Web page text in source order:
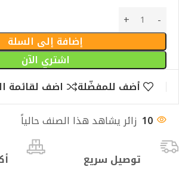
إضافة إلى السلة
اشتري الآن
أضف للمفضّلة
اضف لقائمة
10 زائر يشاهد هذا الصنف حالياً
توصيل سريع